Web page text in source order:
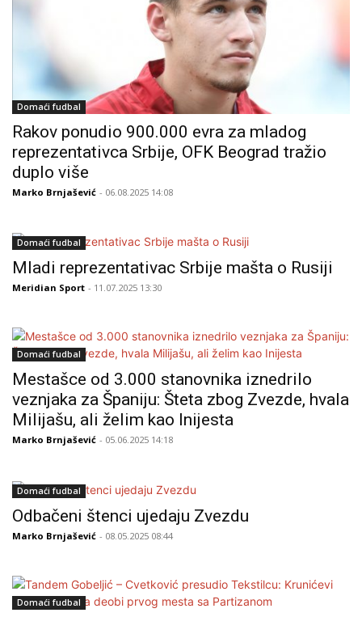
Domaći fudbal
Rakov ponudio 900.000 evra za mladog
reprezentativca Srbije, OFK Beograd tražio
duplo više
Marko Brnjašević - 06.08.2025 14:08
Domaći fudbal
Mladi reprezentativac Srbije mašta o Rusiji
Meridian Sport - 11.07.2025 13:30
Domaći fudbal
Mestašce od 3.000 stanovnika iznedrilo
veznjaka za Španiju: Šteta zbog Zvezde, hvala
Milijašu, ali želim kao Inijesta
Marko Brnjašević - 05.06.2025 14:18
Domaći fudbal
Odbačeni štenci ujedaju Zvezdu
Marko Brnjašević - 08.05.2025 08:44
Domaći fudbal